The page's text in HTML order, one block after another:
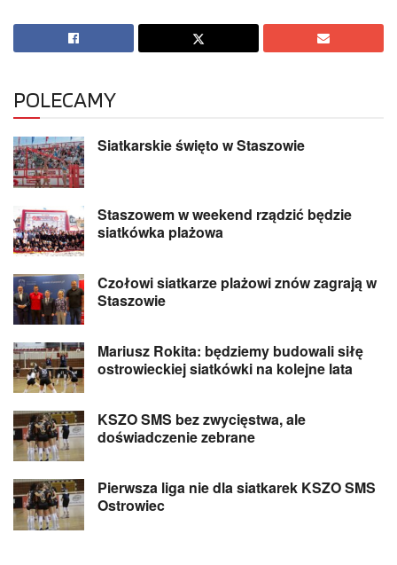
POLECAMY
Siatkarskie święto w Staszowie
Staszowem w weekend rządzić będzie
siatkówka plażowa
Czołowi siatkarze plażowi znów zagrają w
Staszowie
Mariusz Rokita: będziemy budowali siłę
ostrowieckiej siatkówki na kolejne lata
KSZO SMS bez zwycięstwa, ale
doświadczenie zebrane
Pierwsza liga nie dla siatkarek KSZO SMS
Ostrowiec